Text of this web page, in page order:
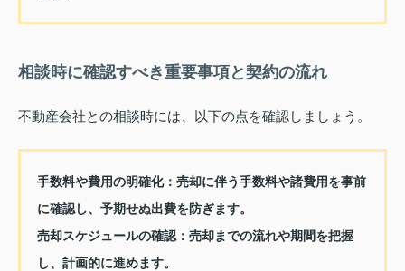
相談時に確認すべき重要事項と契約の流れ
不動産会社との相談時には、以下の点を確認しましょう。
手数料や費用の明確化：売却に伴う手数料や諸費用を事前
に確認し、予期せぬ出費を防ぎます。
売却スケジュールの確認：売却までの流れや期間を把握
し、計画的に進めます。